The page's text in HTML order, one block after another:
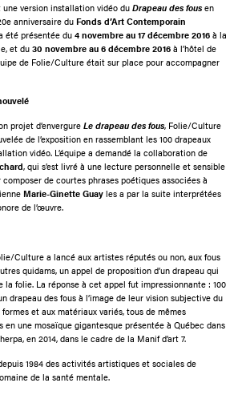
version installation vidéo duDrapeau des fousen
anniversaire duFonds d’Art Contemporain
été présentée du4 novembre au 17 décembre 2016 à la
et du30 novembre au 6 décembre 2016à l’hôtel de
de Folie/Culture était sur place pour accompagner
projet d’envergureLe drapeau des fous, Folie/Culture
de l’exposition en rassemblant les 100 drapeaux
vidéo. L’équipe a demandé la collaboration de
, qui s’est livré à une lecture personnelle et sensible
de courtes phrases poétiques associées à
Marie-Ginette Guay les a par la suite interprétées
de l’œuvre.
Culture a lancé aux artistes réputés ou non, aux fous
quidams, un appel de proposition d’un drapeau qui
la folie. La réponse à cet appel fut impressionnante : 100
drapeau des fous à l’image de leur vision subjective du
et aux matériaux variés, tous de mêmes
en une mosaïque gigantesque présentée à Québec dans
en 2014, dans le cadre de la Manif d’art 7.
1984 des activités artistiques et sociales de
de la santé mentale.